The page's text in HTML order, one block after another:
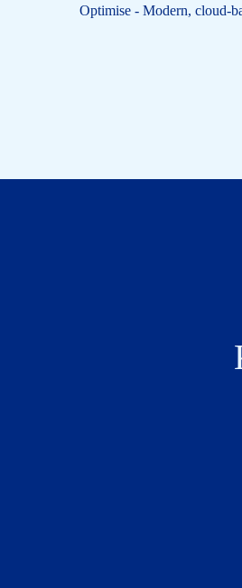
Optimise - Modern, cloud-